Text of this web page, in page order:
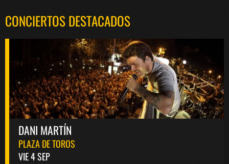
CONCIERTOS DESTACADOS
DANI MARTÍN
PLAZA DE TOROS
VIE 4 SEP